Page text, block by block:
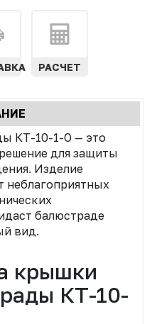
РАСЧЕТ
ВКЛАДКА)
КТ-10-1-О — это
для защиты
Изделие
неблагоприятных
балюстраде
вид.
крышки
КТ-10-